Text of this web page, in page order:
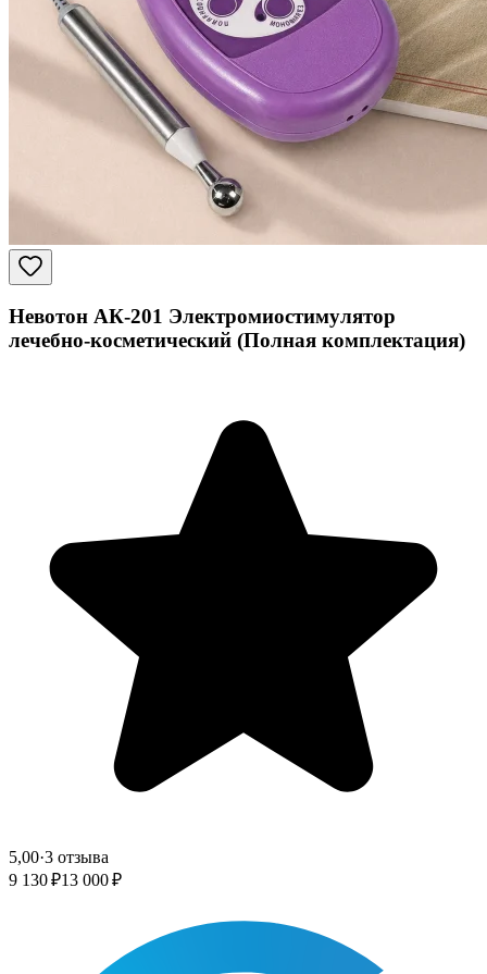
Невотон АК-201 Электромиостимулятор
лечебно-косметический (Полная комплектация)
5,00·3 отзыва
9 130 ₽13 000 ₽